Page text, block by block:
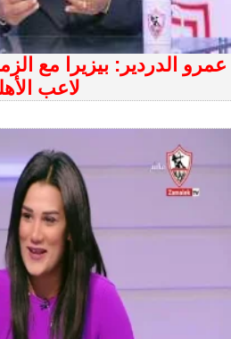
عمرو الدردير: بيزيرا مع
لاعب